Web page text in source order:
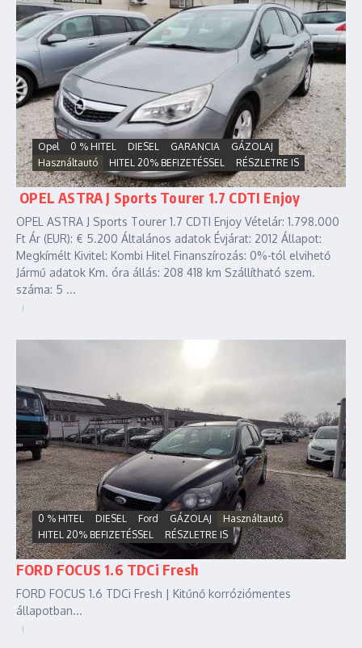
Opel 0 % HITEL DIESEL GARANCIA
GÁZOLAJ
Használtautó
HITEL 20% BEFIZETÉSSEL RÉSZLETRE IS
OPEL ASTRA J Sports Tourer 1.7 CDTI Enjoy
OPEL ASTRA J Sports Tourer 1.7 CDTI Enjoy Vételár: 1.798.000
Ft Ár (EUR): € 5.200 Általános adatok Évjárat: 2012 Állapot:
Megkímélt Kivitel: Kombi Hitel Finanszírozás: 0%-tól elvihető
Jármű adatok Km. óra állás: 208 418 km Szállítható szem.
száma: 5 ...
0 % HITEL DIESEL Ford GÁZOLAJ
Használtautó
HITEL 20% BEFIZETÉSSEL
RÉSZLETRE IS
FORD FOCUS 1.6 TDCi Fresh
FORD FOCUS 1.6 TDCi Fresh | Kitűnő korróziómentes
állapotban...